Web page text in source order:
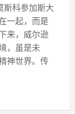
斯科参加斯大
一起，而是
来，威尔逊
，虽是未
神世界。传